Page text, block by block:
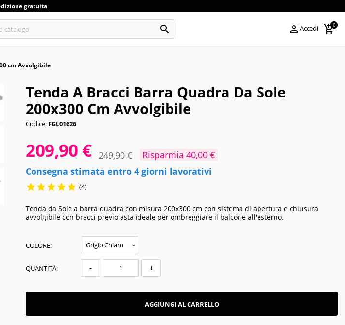
gratuita
  Accedi 0
cm Avvolgibile
Tenda A Bracci Barra Quadra Da Sole
200x300 Cm Avvolgibile
Codice: FGL01626
209,90 € 249,90 €
Risparmia 40,00 €
Consegna stimata entro 4 giorni lavorativi
 (4)
Tenda da Sole a barra quadra con misura 200x300 cm con sistema di apertura e chiusura
avvolgibile con bracci previo asta ideale per ombreggiare il balcone all'esterno.
COLORE:
QUANTITÀ: - +
AGGIUNGI AL CARRELLO